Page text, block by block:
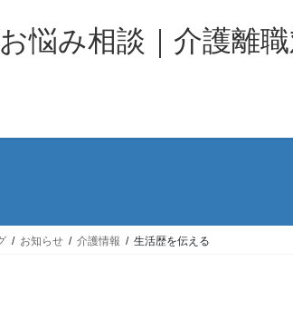
悩み相談｜介護
お知らせ 介護情報 生活歴を伝える